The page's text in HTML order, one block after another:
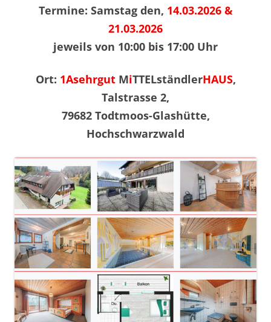
Termine: Samstag den, 14.03.2026 &
21.03.2026
jeweils von 10:00 bis 17:00 Uhr
Ort: 1AsehrgutMiTTELständlerHAUS,
Talstrasse 2,
79682 Todtmoos-Glashütte,
Hochschwarzwald